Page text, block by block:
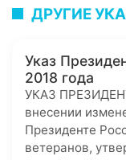
ДРУГИЕ
Указ
2018 года
УКАЗ
внесении
Президенте
ветеранов,